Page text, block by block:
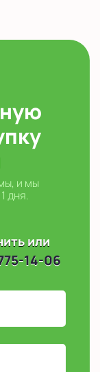
и мы
дня.
или
14-06